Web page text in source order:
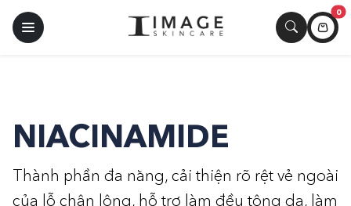
0
NIACINAMIDE
Thành phần đa năng, cải thiện rõ rệt vẻ ngoài
của lỗ chân lông, hỗ trợ làm đều tông da, làm